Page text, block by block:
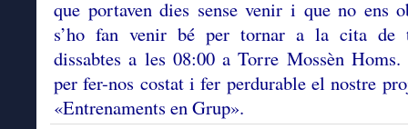
que portaven dies sense venir i que no ens
s’ho fan venir bé per tornar a la cita de
dissabtes a les 08:00 a Torre Mossèn Homs.
per fer-nos costat i fer perdurable el nostre
«Entrenaments en Grup».